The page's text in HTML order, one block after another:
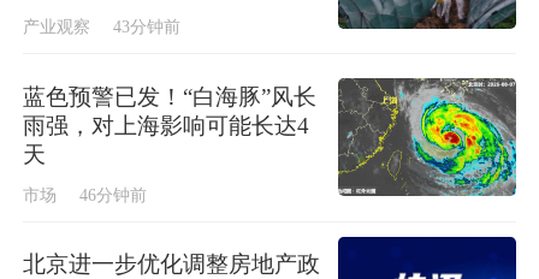
产业观察 43分钟前
蓝色预警已发！“白海豚”风长
雨强，对上海影响可能长达4
天
市场 46分钟前
北京进一步优化调整房地产政